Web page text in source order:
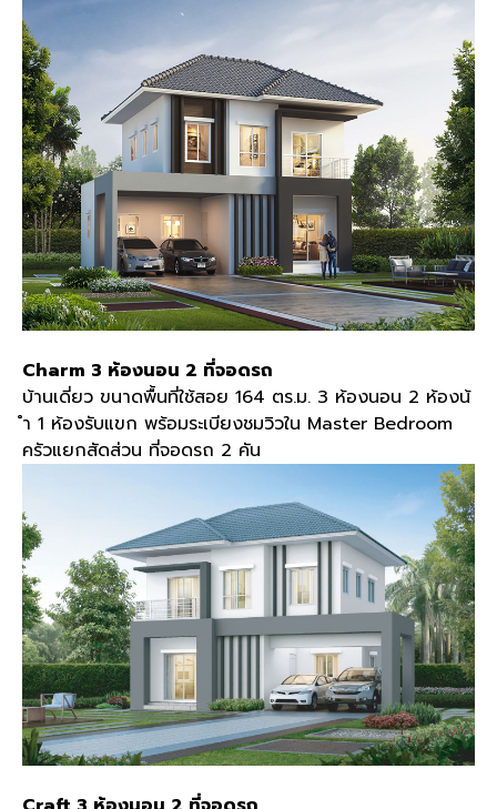
Charm 3 ห้องนอน 2 ที่จอดรถ
บ้านเดี่ยว ขนาดพื้นที่ใช้สอย 164 ตร.ม. 3 ห้องนอน 2 ห้องน้
ำ 1 ห้องรับแขก พร้อมระเบียงชมวิวใน Master Bedroom
ครัวแยกสัดส่วน ที่จอดรถ 2 คัน